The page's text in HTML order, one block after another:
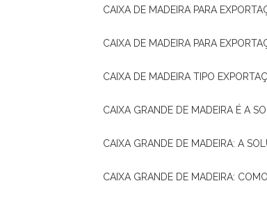
CAIXA DE MADEIRA PARA
CAIXA DE MADEIRA PARA
CAIXA DE MADEIRA TIPO
CAIXA GRANDE DE MADEIRA É A
CAIXA GRANDE DE MADEIRA: A
CAIXA GRANDE DE MADEIRA: